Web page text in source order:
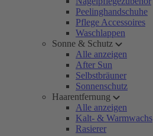
Peelinghandschuhe
Pflege Accessoires
Waschlappen
Sonne & Schutz
Alle anzeigen
After Sun
Selbstbräuner
Sonnenschutz
Haarentfernung
Alle anzeigen
Kalt- & Warmwachs
Rasierer